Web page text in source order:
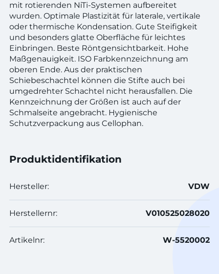
mit rotierenden NiTi-Systemen aufbereitet
wurden. Optimale Plastizität für laterale, vertikale
oder thermische Kondensation. Gute Steifigkeit
und besonders glatte Oberfläche für leichtes
Einbringen. Beste Röntgensichtbarkeit. Hohe
Maßgenauigkeit. ISO Farbkennzeichnung am
oberen Ende. Aus der praktischen
Schiebeschachtel können die Stifte auch bei
umgedrehter Schachtel nicht herausfallen. Die
Kennzeichnung der Größen ist auch auf der
Schmalseite angebracht. Hygienische
Schutzverpackung aus Cellophan.
Produktidentifikation
Hersteller: VDW
Herstellernr: V010525028020
Artikelnr: W-5520002